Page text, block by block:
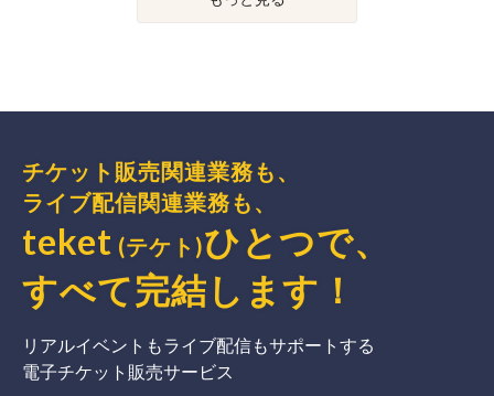
チケット販売関連業務も、
ライブ配信関連業務も、
teket (テケト)ひとつで、
すべて完結 します ！
リアルイベントもライブ配信もサポートする
電子チケット販売サービス